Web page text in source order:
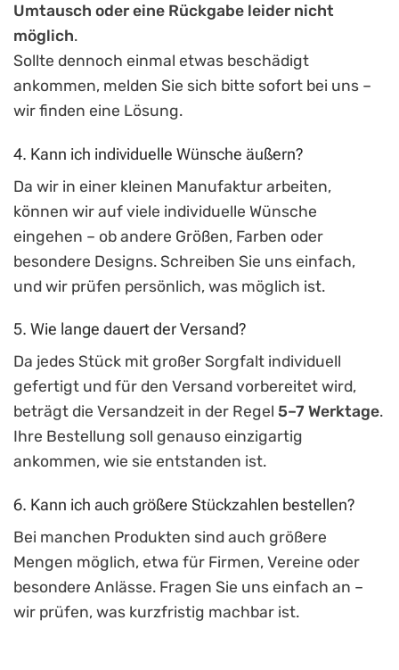
Umtausch oder eine Rückgabe leider nicht
möglich.
Sollte dennoch einmal etwas beschädigt
ankommen, melden Sie sich bitte sofort bei uns –
wir finden eine Lösung.
4. Kann ich individuelle Wünsche äußern?
Da wir in einer kleinen Manufaktur arbeiten,
können wir auf viele individuelle Wünsche
eingehen – ob andere Größen, Farben oder
besondere Designs. Schreiben Sie uns einfach,
und wir prüfen persönlich, was möglich ist.
5. Wie lange dauert der Versand?
Da jedes Stück mit großer Sorgfalt individuell
gefertigt und für den Versand vorbereitet wird,
beträgt die Versandzeit in der Regel 5–7 Werktage.
Ihre Bestellung soll genauso einzigartig
ankommen, wie sie entstanden ist.
6. Kann ich auch größere Stückzahlen bestellen?
Bei manchen Produkten sind auch größere
Mengen möglich, etwa für Firmen, Vereine oder
besondere Anlässe. Fragen Sie uns einfach an –
wir prüfen, was kurzfristig machbar ist.